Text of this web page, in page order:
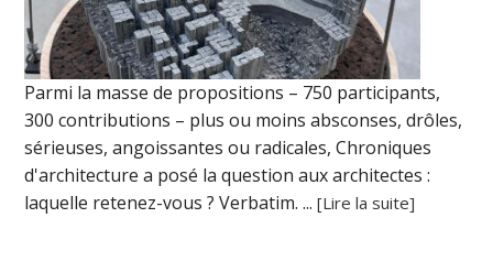
Parmi la masse de propositions – 750 participants,
300 contributions – plus ou moins absconses, drôles,
sérieuses, angoissantes ou radicales, Chroniques
d'architecture a posé la question aux architectes :
laquelle retenez-vous ? Verbatim. ...[Lire la suite]